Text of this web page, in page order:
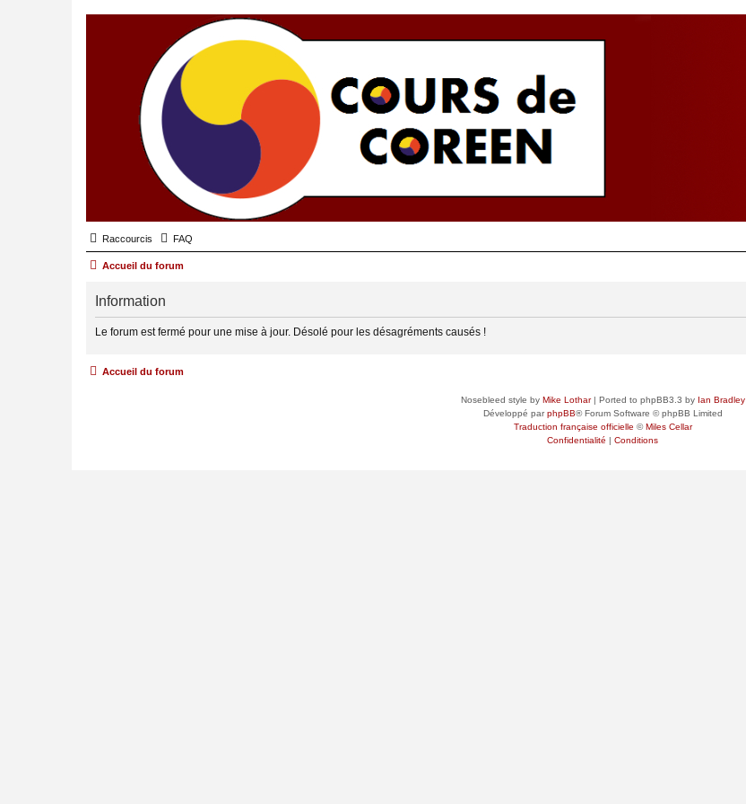
Raccourcis FAQ
Accueil du forum
Information
Le forum est fermé pour une mise à jour. Désolé pour les désagréments causés !
Accueil du forum
Nosebleed style by Mike Lothar| Ported to phpBB3.3 by Ian Bradley
Développé parphpBB® Forum Software © phpBB Limited
Traduction française officielle ©Miles Cellar
Confidentialité | Conditions